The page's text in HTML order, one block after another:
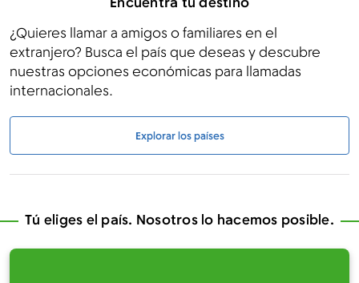
¿Quieres llamar a amigos o familiares en el
extranjero? Busca el país que deseas y descubre
nuestras opciones económicas para llamadas
internacionales.
Explorar los países
Tú eliges el país. Nosotros lo hacemos posible.